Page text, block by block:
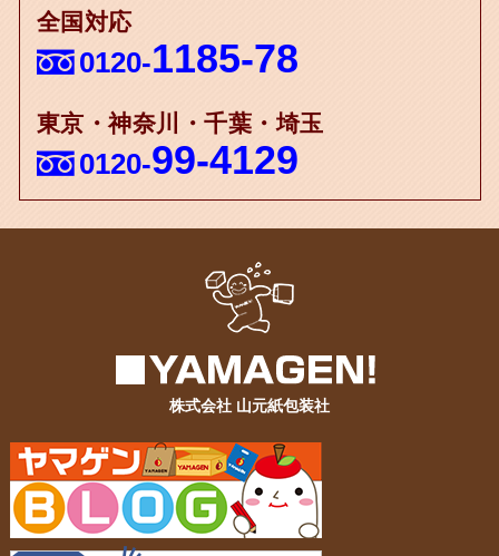
全国対応
0120-1185-78
東京・神奈川・千葉・埼玉
0120-99-4129
株式会社 山元紙包装社